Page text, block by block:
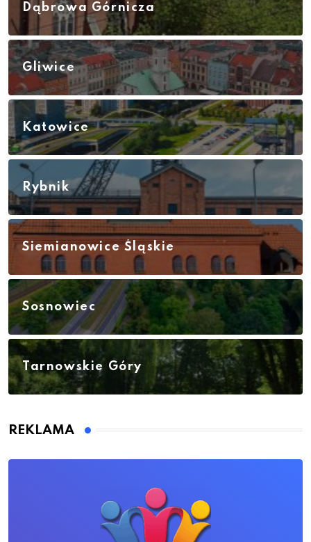
Dąbrowa Górnicza
Gliwice
Katowice
Rybnik
Siemianowice Śląskie
Sosnowiec
Tarnowskie Góry
REKLAMA